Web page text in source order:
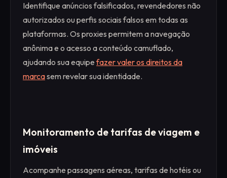
Identifique anúncios falsificados, revendedores não
autorizados ou perfis sociais falsos em todas as
plataformas. Os proxies permitem a navegação
anônima e o acesso a conteúdo camuflado,
ajudando sua equipefazer valer os direitos da
marcasem revelar sua identidade.
Monitoramento de tarifas de viagem e
imóveis
Acompanhe passagens aéreas, tarifas de hotéis ou